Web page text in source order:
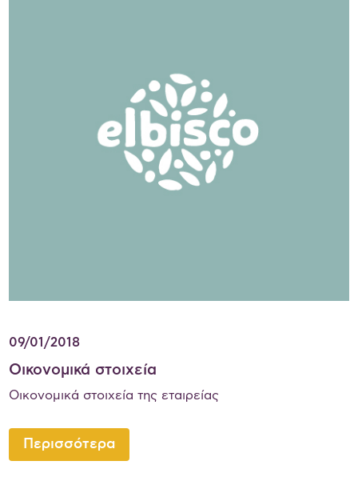
09/01/2018
Οικονομικά στοιχεία
Οικονομικά στοιχεία της εταιρείας
Περισσότερα